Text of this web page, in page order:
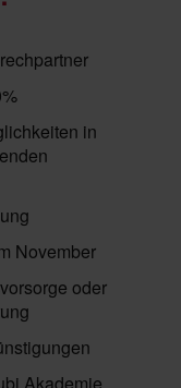
in
November
oder
Akademie